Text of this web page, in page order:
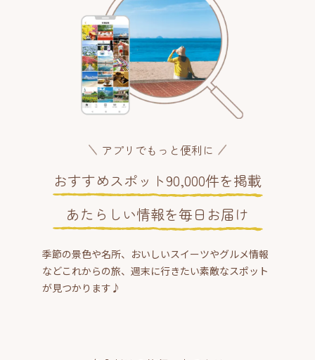
アプリでもっと便利に
おすすめスポット90,000件を掲載
あたらしい情報を毎日お届け
季節の景色や名所、おいしいスイーツやグルメ情報
などこれからの旅、週末に行きたい素敵なスポット
が見つかります♪